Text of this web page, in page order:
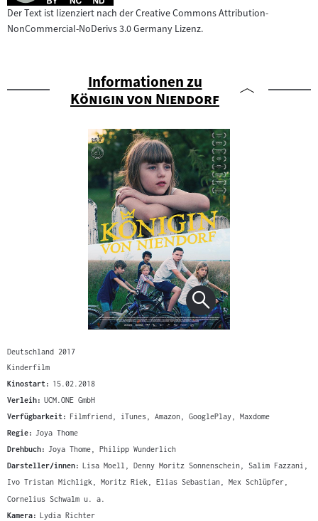
Der Text ist lizenziert nach der Creative Commons Attribution-
NonCommercial-NoDerivs 3.0 Germany Lizenz.
Informationen zu
"
Königin von Niendorf"
Deutschland 2017
Kinderfilm
Kinostart: 15.02.2018
Verleih: UCM.ONE GmbH
Verfügbarkeit: Filmfriend, iTunes, Amazon, GooglePlay, Maxdome
Regie: Joya Thome
Drehbuch: Joya Thome, Philipp Wunderlich
Darsteller/innen:
Lisa Moell, Denny Moritz Sonnenschein, Salim Fazzani,
Ivo Tristan Michligk, Moritz Riek, Elias Sebastian, Mex Schlüpfer,
Cornelius Schwalm u. a.
Kamera:
Lydia Richter